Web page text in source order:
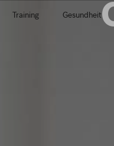
Training Gesundheit